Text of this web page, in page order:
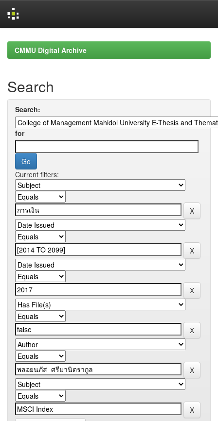
navigationCMMU Digital Archive
Search
Search:
for
Current filters: